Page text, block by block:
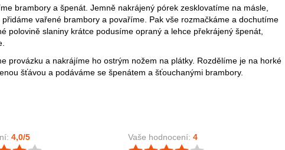
brambory a špenát. Jemně nakrájený pórek zesklovatíme na másle,
vařené brambory a povaříme. Pak vše rozmačkáme a dochutíme
polovině slaniny krátce podusíme opraný a lehce překrájený špenát,
provázku a nakrájíme ho ostrým nožem na plátky. Rozdělíme je na horké
šťávou a podáváme se špenátem a šťouchanými brambory.
4,0/5 Vaše hodnocení: 4